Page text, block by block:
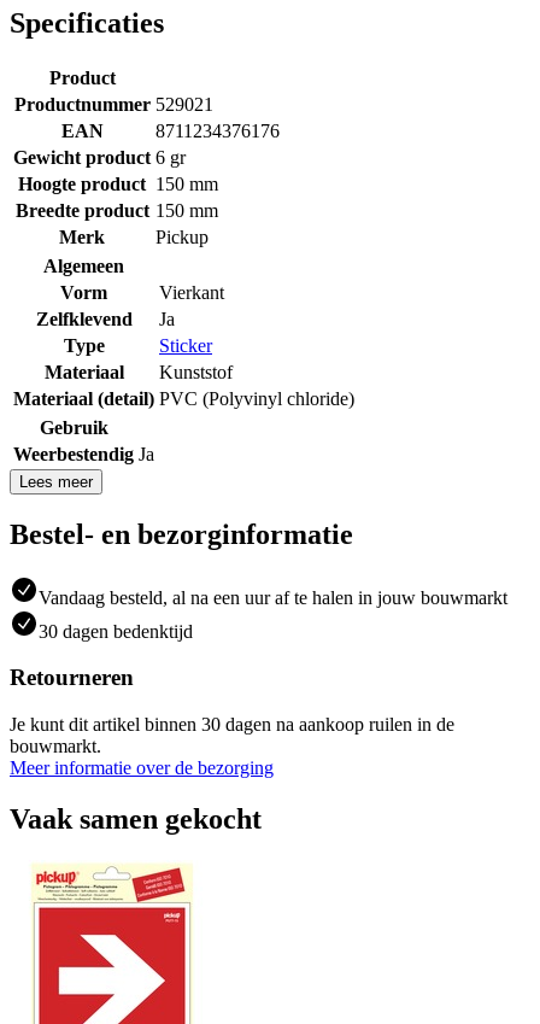
Specificaties
Product
Productnummer 529021
EAN
8711234376176
Gewicht product 6 gr
Hoogte product 150 mm
Breedte product 150 mm
Merk
Pickup
Algemeen
Vorm
Vierkant
Zelfklevend
Ja
Type
Sticker
Materiaal
Kunststof
Materiaal (detail) PVC (Polyvinyl chloride)
Gebruik
Weerbestendig Ja
Lees meer
Bestel- en bezorginformatie
Vandaag besteld, al na een uur af te halen in jouw bouwmarkt
30 dagen bedenktijd
Retourneren
Je kunt dit artikel binnen 30 dagen na aankoop ruilen in de
bouwmarkt.
Meer informatie over de bezorging
Vaak samen gekocht